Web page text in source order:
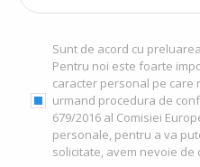
Sunt de acord cu
Pentru noi este foarte
caracter personal pe care
urmand procedura de
679/2016 al Comisiei
personale, pentru a va
solicitate, avem nevoie